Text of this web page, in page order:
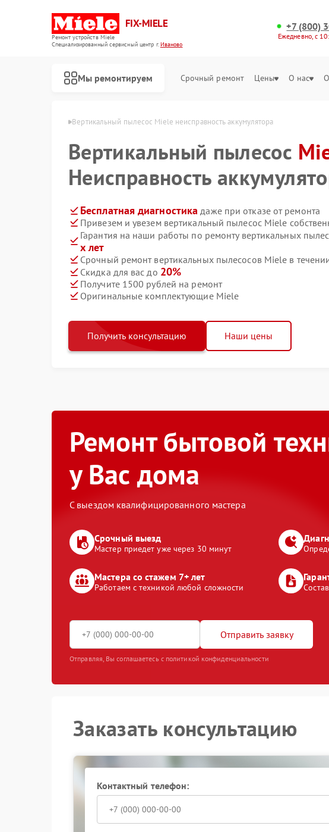
FIX-MIELE
Ремонт устройств Miele
Специализированный cервисный центр г.Иваново
+7 (800)
Ежедневно, с
Мы ремонтируем Срочный ремонт Цены О нас
Miele в Иванове Вертикальный пылесос Miele неисправность аккумулятора
Вертикальный пылесос
Неисправность
Бесплатная диагностика даже при отказе от ремонта
Привезем и увезем вертикальный пылесос Miele
Гарантия на наши работы по ремонту вертикальных
х лет
Срочный ремонт вертикальных пылесосов Miele в
Скидка для вас до 20%
Получите 1500 рублей на ремонт
Оригинальные комплектующие Miele
Получить консультацию Наши цены
Ремонт бытовой
у Вас дома
С выездом квалифицированного мастера
Срочный выезд
Мастер приедет уже через 30 минут
Мастера со стажем 7+ лет
Работаем с техникой любой сложности
Отправить заявку
Отправляя, Вы соглашаетесь с политикой конфиденциальности
Заказать консультацию
Контактный телефон: